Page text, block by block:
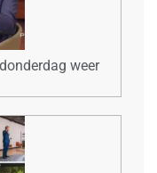
weer